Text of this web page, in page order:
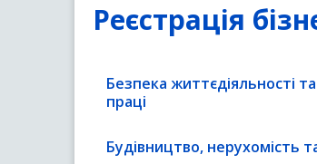
Реєстрація
Безпека життєдіяльності
праці
Будівництво, нерухомість